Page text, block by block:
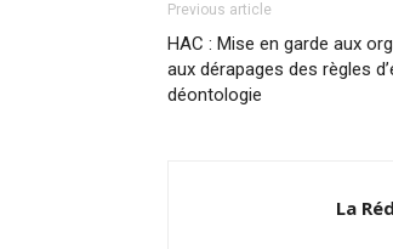
Previous article
HAC : Mise en garde aux
aux dérapages des règles
déontologie
La